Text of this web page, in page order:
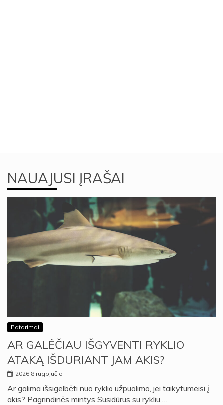
NAUAJUSI ĮRAŠAI
Patarimai
AR GALĖČIAU IŠGYVENTI RYKLIO
ATAKĄ IŠDURIANT JAM AKIS?
2026 8 rugpjūčio
Ar galima išsigelbėti nuo ryklio užpuolimo, jei taikytumeisi į
akis? Pagrindinės mintys Susidūrus su rykliu,…